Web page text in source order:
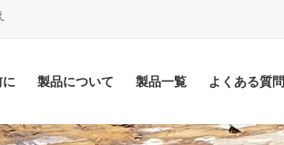
製品について 製品一覧 よくある質問